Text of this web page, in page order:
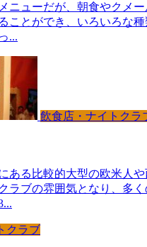
ニューだが、朝食やクメ
ことができ、いろいろな
...
飲食店・ナイトクラ
ある比較的大型の欧米人
ラブの雰囲気となり、多
クラブ